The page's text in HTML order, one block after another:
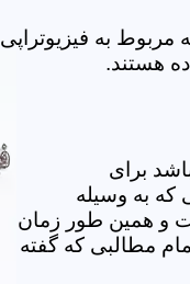
به
هستند.
برای
که به وسیله
و همین طور زمان
مطالبی که گفته